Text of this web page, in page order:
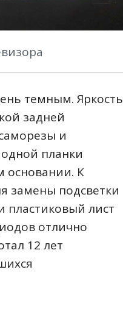
темным. Яркость
задней
и
одной планки
основании. К
замены подсветки
пластиковый лист
отлично
12 лет